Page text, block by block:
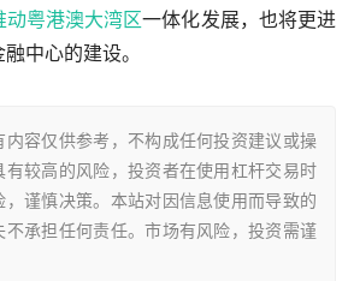
动粤港澳大湾区一体化发展，也将更进
中心的建设。
内容仅供参考，不构成任何投资建议或操
有较高的风险，投资者在使用杠杆交易时
，谨慎决策。本站对因信息使用而导致的
不承担任何责任。市场有风险，投资需谨